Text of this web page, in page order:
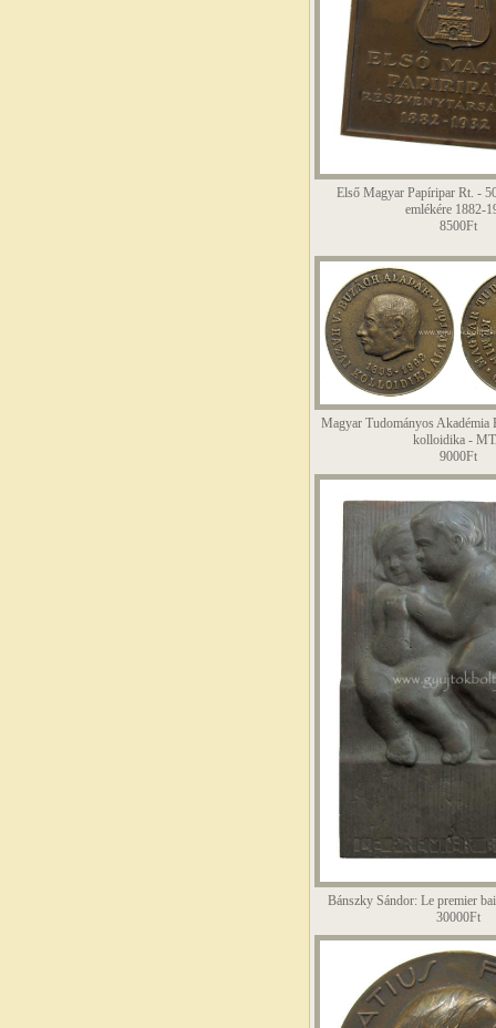
Első Magyar Papíripar Rt. -
emlékére 1882-
8500Ft
Magyar Tudományos Akadémia
kolloidika -
9000Ft
Bánszky Sándor: Le premier
30000Ft